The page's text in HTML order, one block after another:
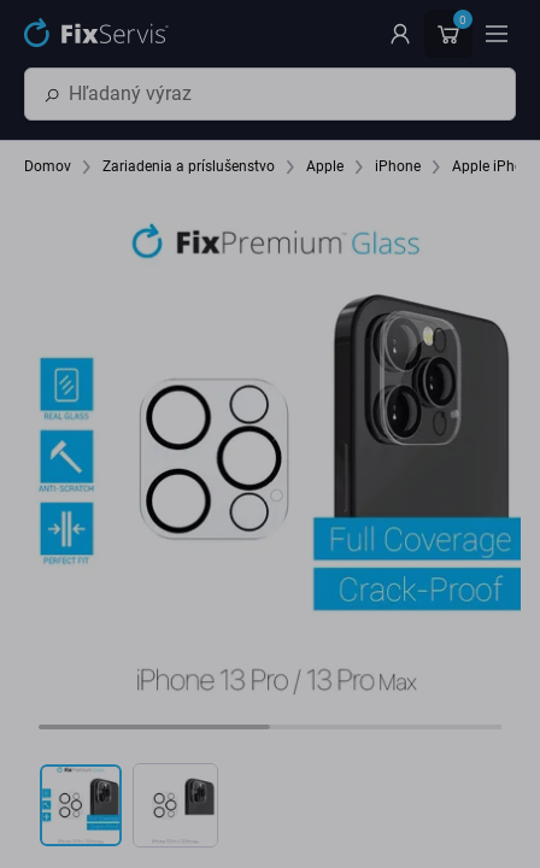
Preskočiť na hlavný obsah 0
Domov Zariadenia a príslušenstvo Apple iPhone Apple